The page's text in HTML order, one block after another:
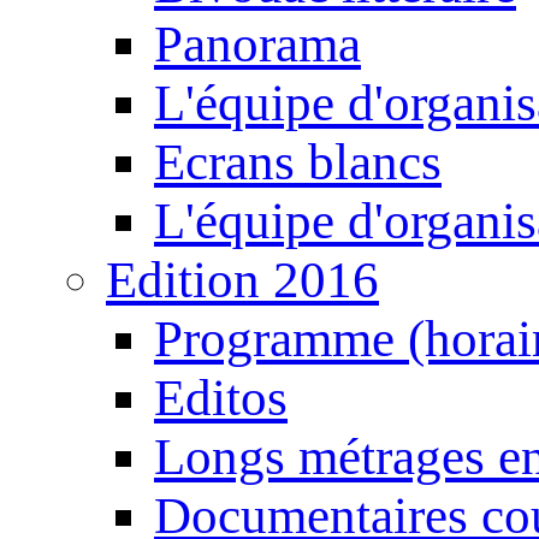
Panorama
L'équipe
Ecrans blancs
L'équipe
Edition 2016
Programme
Editos
Longs métrages
Documentaires